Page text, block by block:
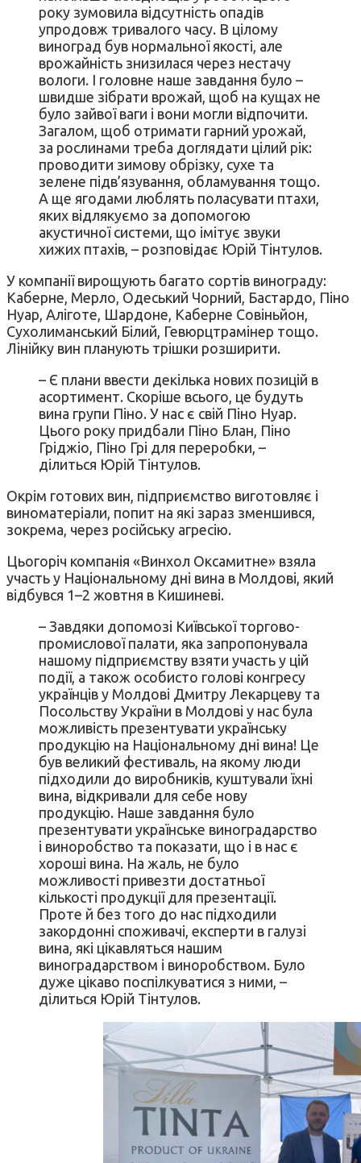
року зумовила відсутність опадів
упродовж тривалого часу. В цілому
виноград був нормальної якості, але
врожайність знизилася через нестачу
вологи. І головне наше завдання було –
швидше зібрати врожай, щоб на кущах не
було зайвої ваги і вони могли відпочити.
Загалом, щоб отримати гарний урожай,
за рослинами треба доглядати цілий рік:
проводити зимову обрізку, сухе та
зелене підв’язування, обламування тощо.
А ще ягодами люблять поласувати птахи,
яких відлякуємо за допомогою
акустичної системи, що імітує звуки
хижих птахів, – розповідає Юрій Тінтулов.
У компанії вирощують багато сортів винограду:
Каберне, Мерло, Одеський Чорний, Бастардо, Піно
Нуар, Аліготе, Шардоне, Каберне Совіньйон,
Сухолиманський Білий, Гевюрцтрамінер тощо.
Лінійку вин планують трішки розширити.
– Є плани ввести декілька нових позицій в
асортимент. Скоріше всього, це будуть
вина групи Піно. У нас є свій Піно Нуар.
Цього року придбали Піно Блан, Піно
Гріджіо, Піно Грі для переробки, –
ділиться Юрій Тінтулов.
Окрім готових вин, підприємство виготовляє і
виноматеріали, попит на які зараз зменшився,
зокрема, через російську агресію.
Цьогоріч компанія «Винхол Оксамитне» взяла
участь у Національному дні вина в Молдові, який
відбувся 1–2 жовтня в Кишиневі.
– Завдяки допомозі Київської торгово-
промислової палати, яка запропонувала
нашому підприємству взяти участь у цій
події, а також особисто голові конгресу
українців у Молдові Дмитру Лекарцеву та
Посольству України в Молдові у нас була
можливість презентувати українську
продукцію на Національному дні вина! Це
був великий фестиваль, на якому люди
підходили до виробників, куштували їхні
вина, відкривали для себе нову
продукцію. Наше завдання було
презентувати українське виноградарство
і виноробство та показати, що і в нас є
хороші вина. На жаль, не було
можливості привезти достатньої
кількості продукції для презентації.
Проте й без того до нас підходили
закордонні споживачі, експерти в галузі
вина, які цікавляться нашим
виноградарством і виноробством. Було
дуже цікаво поспілкуватися з ними, –
ділиться Юрій Тінтулов.